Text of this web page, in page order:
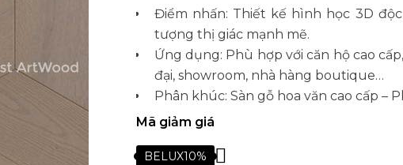
Điểm nhấn: Thiết kế hình học 3D
tượng thị giác mạnh mẽ.
Ứng dụng: Phù hợp với căn hộ cao
đại, showroom, nhà hàng boutique…
Phân khúc: Sàn gỗ hoa văn cao cấp –
Mã giảm giá
BELUX10%